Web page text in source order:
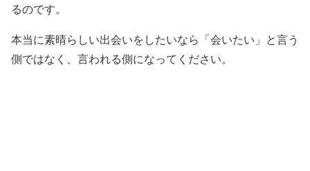
るのです。
本当に素晴らしい出会いをしたいなら「会いたい」と言う
側ではなく、言われる側になってください。